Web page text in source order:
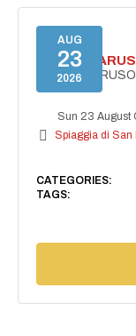
AUG
23
2026
PUNTA
PUNTA
Sun 23 August
Spiaggia di San
CATEGORIES:
TAGS: